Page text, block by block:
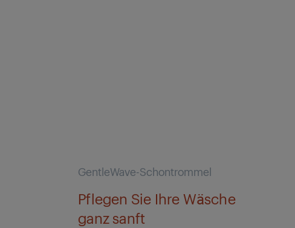
GentleWave-Schontrommel
Pflegen Sie Ihre Wäsche
ganz sanft